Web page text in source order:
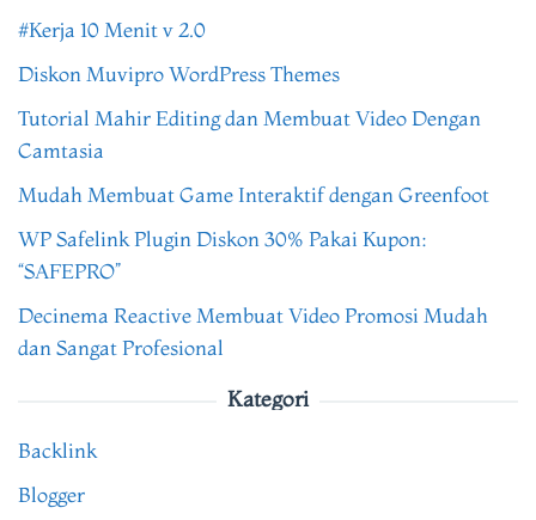
#Kerja 10 Menit v 2.0
Diskon Muvipro WordPress Themes
Tutorial Mahir Editing dan Membuat Video Dengan
Camtasia
Mudah Membuat Game Interaktif dengan Greenfoot
WP Safelink Plugin Diskon 30% Pakai Kupon:
“SAFEPRO”
Decinema Reactive Membuat Video Promosi Mudah
dan Sangat Profesional
Kategori
Backlink
Blogger